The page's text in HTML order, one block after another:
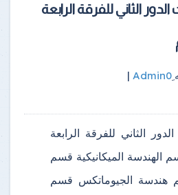
الثاني للفرقة الرابعة
|
الثاني للفرقة الرابعة
الهندسة الميكانيكية قسم
هندسة الجيوماتكس قسم